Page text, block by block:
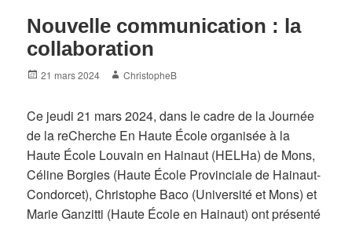
Nouvelle communication : la
collaboration
Posted
21 mars 2024 Author
ChristopheB
Ce jeudi 21 mars 2024, dans le cadre de la Journée
de la reCherche En Haute École organisée à la
Haute École Louvain en Hainaut (HELHa) de Mons,
Céline Borgies (Haute École Provinciale de Hainaut-
Condorcet), Christophe Baco (Université et Mons) et
Marie Ganzitti (Haute École en Hainaut) ont présenté